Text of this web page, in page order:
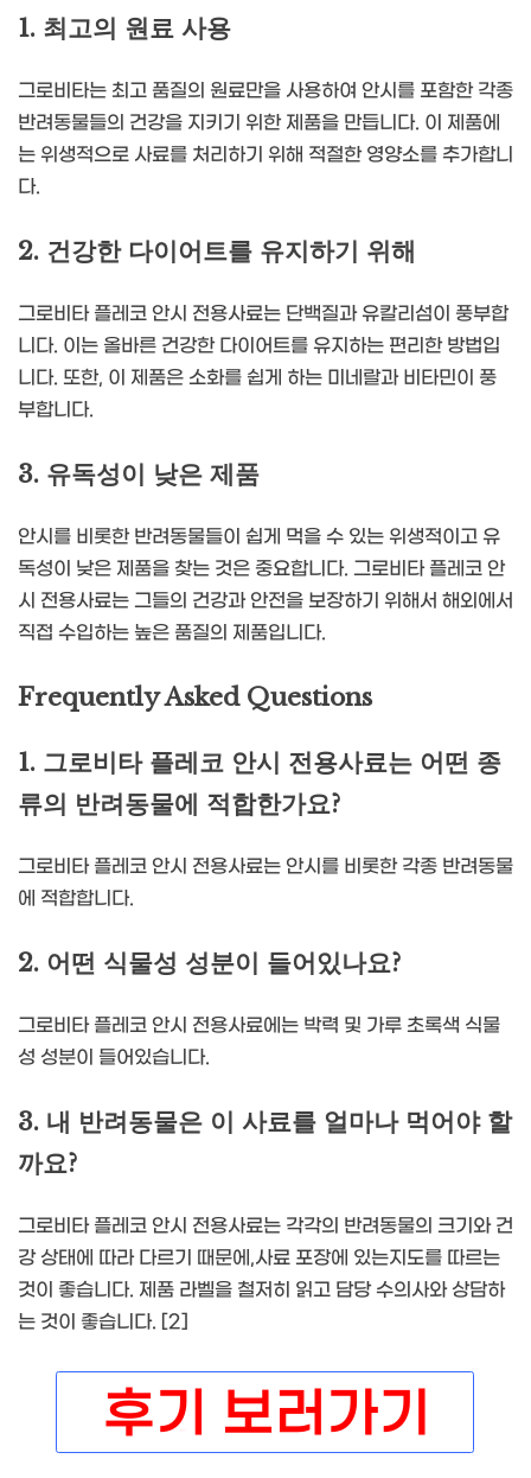
1. 최고의 원료 사용
그로비타는 최고 품질의 원료만을 사용하여 안시를 포함한 각종
반려동물들의 건강을 지키기 위한 제품을 만듭니다. 이 제품에
는 위생적으로 사료를 처리하기 위해 적절한 영양소를 추가합니
다.
2. 건강한 다이어트를 유지하기 위해
그로비타 플레코 안시 전용사료는 단백질과 유칼리섬이 풍부합
니다. 이는 올바른 건강한 다이어트를 유지하는 편리한 방법입
니다. 또한, 이 제품은 소화를 쉽게 하는 미네랄과 비타민이 풍
부합니다.
3. 유독성이 낮은 제품
안시를 비롯한 반려동물들이 쉽게 먹을 수 있는 위생적이고 유
독성이 낮은 제품을 찾는 것은 중요합니다. 그로비타 플레코 안
시 전용사료는 그들의 건강과 안전을 보장하기 위해서 해외에서
직접 수입하는 높은 품질의 제품입니다.
Frequently Asked Questions
1. 그로비타 플레코 안시 전용사료는 어떤 종
류의 반려동물에 적합한가요?
그로비타 플레코 안시 전용사료는 안시를 비롯한 각종 반려동물
에 적합합니다.
2. 어떤 식물성 성분이 들어있나요?
그로비타 플레코 안시 전용사료에는 박력 및 가루 초록색 식물
성 성분이 들어있습니다.
3. 내 반려동물은 이 사료를 얼마나 먹어야 할
까요?
그로비타 플레코 안시 전용사료는 각각의 반려동물의 크기와 건
강 상태에 따라 다르기 때문에,사료 포장에 있는지도를 따르는
것이 좋습니다. 제품 라벨을 철저히 읽고 담당 수의사와 상담하
는 것이 좋습니다. [2]